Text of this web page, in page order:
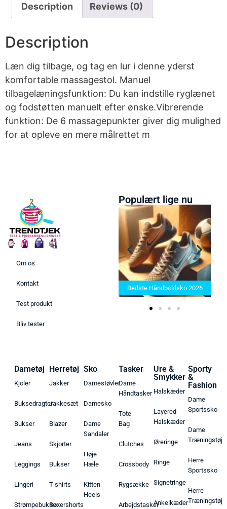
Description Reviews (0)
Description
Læn dig tilbage, og tag en lur i denne yderst
komfortable massagestol. Manuel
tilbagelæningsfunktion: Du kan indstille ryglænet
og fodstøtten manuelt efter ønske.Vibrerende
funktion: De 6 massagepunkter giver dig mulighed
for at opleve en mere målrettet m
Om os
Kontakt
Test produkt
Bliv tester
Populært lige nu
Bedste Saunatæppe 2025 –
Find de bedste produkter her!
Bedste Håndboldsko 2026
Dametøj
Kjoler
Buksedragter
Bukser
Jeans
Leggings
Lingeri
Strømpebukser
Herretøj
Jakker
Jakkesæt
Blazer
Skjorter
Bukser
T-shirts
Boxershorts
Sko
Damestøvler
Damesko
Dame
Sandaler
Høje
Hæle
Kitten
Heels
Tasker
Dame
Håndtasker
Tote
Bag
Clutches
Crossbody
Rygsække
Arbejdstasker
Ure &
Smykker
Halskæder
Layered
Halskæder
Øreringe
Ringe
Signetringe
Ankelkæder
Sporty
&
Fashion
Dame
Sportssko
Dame
Træningstøj
Herre
Sportssko
Herre
Træningstøj